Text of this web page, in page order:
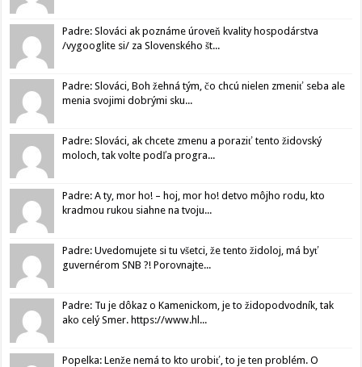
Padre: Slováci ak poznáme úroveň kvality hospodárstva
/vygooglite si/ za Slovenského št...
Padre: Slováci, Boh žehná tým, čo chcú nielen zmeniť seba ale
menia svojimi dobrými sku...
Padre: Slováci, ak chcete zmenu a poraziť tento židovský
moloch, tak volte podľa progra...
Padre: A ty, mor ho! – hoj, mor ho! detvo môjho rodu, kto
kradmou rukou siahne na tvoju...
Padre: Uvedomujete si tu všetci, že tento židoloj, má byť
guvernérom SNB ?! Porovnajte...
Padre: Tu je dôkaz o Kamenickom, je to židopodvodník, tak
ako celý Smer. https://www.hl...
Popelka: Lenže nemá to kto urobiť, to je ten problém. O